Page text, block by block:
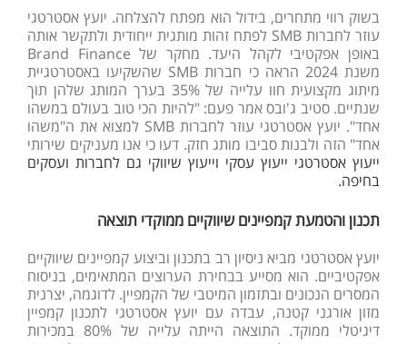
בשוק רווי מתחרים, בידול הוא מפתח להצלחה. יועץ אסטרטגי
עוזר לחברות SMB לפתח זהות מותגית ייחודית ולתקשר אותה
באופן אפקטיבי לקהל היעד. מחקר של Brand Finance
משנת 2024 הראה כי חברות SMB שהשקיעו באסטרטגיית
מיתוג מקצועית חוו עלייה של 35% בערך המותג שלהן תוך
שנתיים. סטיב ג'ובס אמר פעם: "להיות הכי טוב בעולם במשהו
אחד". יועץ אסטרטגי עוזר לחברות SMB למצוא את ה"משהו
אחד" הזה ולבנות סביבו מותג חזק. דעו כי אנו מעניקים שירותי
ייעוץ אסטרטגי ייעוץ עסקי וייעוץ שיווקי גם לחברות ועסקים
בחיפה.
תכנון והטמעת קמפיינים שיווקיים ממוקדי תוצאה
יועץ אסטרטגי מביא ניסיון רב בתכנון וביצוע קמפיינים שיווקיים
אפקטיביים. הוא מסייע בבחירת הערוצים המתאימים, בניסוח
המסרים הנכונים ובתזמון המיטבי של הקמפיין. לדוגמה, יצרנית
מזון אורגני קטנה, עבדה עם יועץ אסטרטגי לתכנון קמפיין
דיגיטלי ממוקד. התוצאה הייתה עלייה של 80% במכירות